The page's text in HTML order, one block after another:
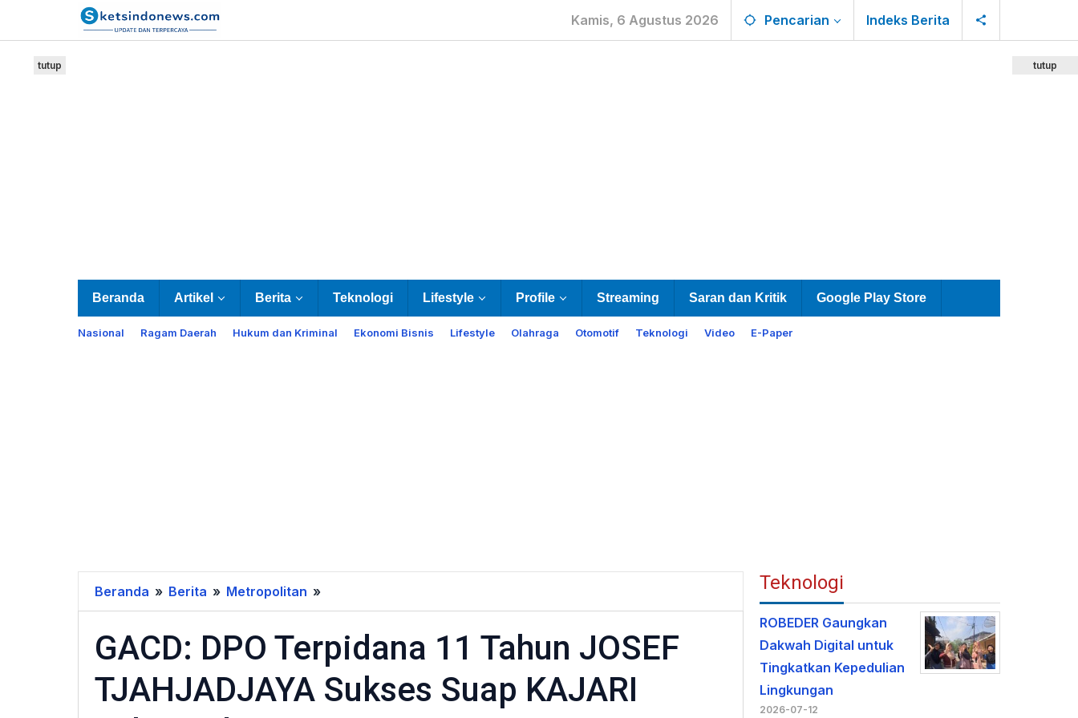
Kamis, 6 Agustus 2026 Pencarian Indeks Berita
Beranda Artikel Berita Teknologi Lifestyle Profile Streaming Saran dan Kritik Google Play Store
Nasional Ragam Daerah Hukum dan Kriminal Ekonomi Bisnis Lifestyle Olahraga Otomotif Teknologi Video E-Paper
tutup tutup
Beranda » Berita » Metropolitan »
DPO
Terpidana
11
Tahun
JOSEF
GACD: DPO Terpidana 11 Tahun JOSEF
TJAHJADJAYA Sukses Suap KAJARI
Teknologi
ROBEDER Gaungkan
Dakwah Digital untuk
Tingkatkan Kepedulian
Lingkungan
2026-07-12